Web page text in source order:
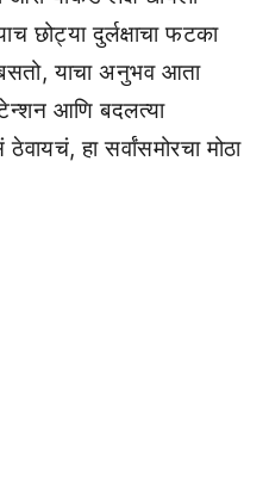
छोट्या दुर्लक्षाचा फटका
याचा अनुभव आता
आणि बदलत्या
हा सर्वांसमोरचा मोठा